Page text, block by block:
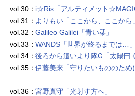
vol.30： i☆Ris「アルティメット
vol.31： よりもい「ここから、ここから」
vol.32： Galileo Galilei「青い栞」
vol.33： WANDS「世界が終るまでは…」
vol.34： 後ろから這いより隊G「太陽曰
vol.35： 伊藤美来「守りたいもののため
vol.36： 宮野真守「光射す方へ」